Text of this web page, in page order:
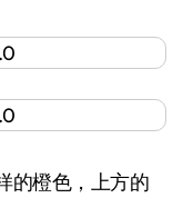
橙色，上方的